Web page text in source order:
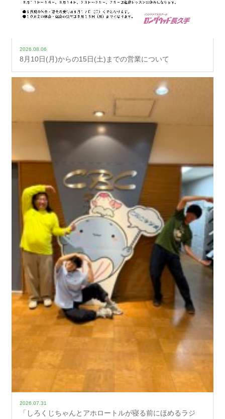
2026.08.06
8月10日(月)からの15日(土)までの営業について
2026.07.31
「しろくじちゃんとアホロートルが寝る前にほめるラジ